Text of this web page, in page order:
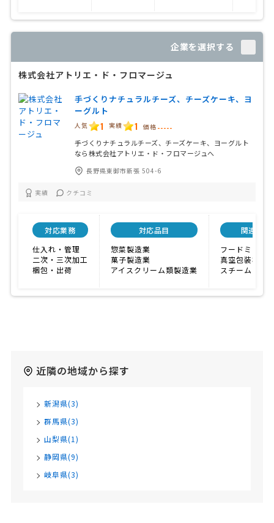
企業を選択する
株式会社アトリエ・ド・フロマージュ
手づくりナチュラルチーズ、チーズケーキ、ヨ
ーグルト
人気 1 実績 1 価格 -----
手づくりナチュラルチーズ、チーズケーキ、ヨーグルト
なら株式会社アトリエ・ド・フロマージュへ
長野県東御市新張 504-6
実績 クチコミ
対応業務
仕入れ・管理
二次・三次加工
梱包・出荷
対応品目
惣菜製造業
菓子製造業
アイスクリーム類製造業
関連保有
フードミキサ
真空包装機
スチームコン
近隣の地域から探す
新潟県(3)
群馬県(3)
山梨県(1)
静岡県(9)
岐阜県(3)